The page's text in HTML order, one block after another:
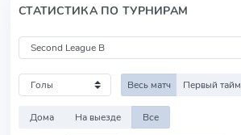
СТАТИСТИКА ПО ТУРНИРАМ
Весь матч Первый тайм
Дома На выезде Все